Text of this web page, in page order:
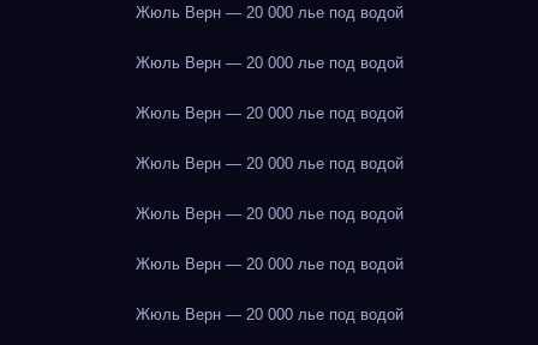
Жюль Верн — 20 000 лье под водой
Жюль Верн — 20 000 лье под водой
Жюль Верн — 20 000 лье под водой
Жюль Верн — 20 000 лье под водой
Жюль Верн — 20 000 лье под водой
Жюль Верн — 20 000 лье под водой
Жюль Верн — 20 000 лье под водой